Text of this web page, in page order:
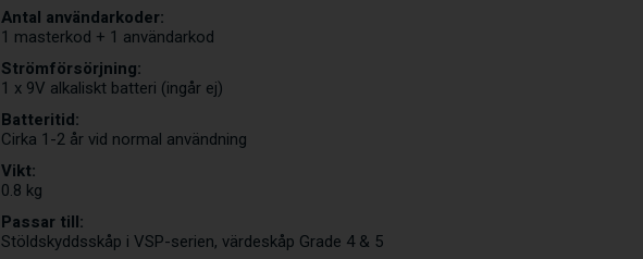
Antal användarkoder:
1 masterkod + 1 användarkod
Strömförsörjning:
1 x 9V alkaliskt batteri (ingår ej)
Batteritid:
Cirka 1-2 år vid normal användning
Vikt:
0.8 kg
Passar till:
Stöldskyddsskåp i VSP-serien, värdeskåp Grade 4 & 5